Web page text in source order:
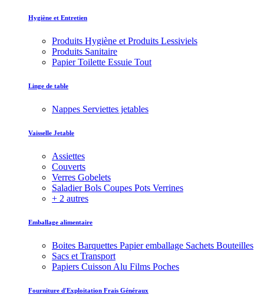
Hygiène et Entretien
Produits Hygiène et Produits Lessiviels
Produits Sanitaire
Papier Toilette Essuie Tout
Linge de table
Nappes Serviettes jetables
Vaisselle Jetable
Assiettes
Couverts
Verres Gobelets
Saladier Bols Coupes Pots Verrines
+ 2 autres
Emballage alimentaire
Boites Barquettes Papier emballage Sachets Bouteilles
Sacs et Transport
Papiers Cuisson Alu Films Poches
Fourniture d'Exploitation Frais Généraux